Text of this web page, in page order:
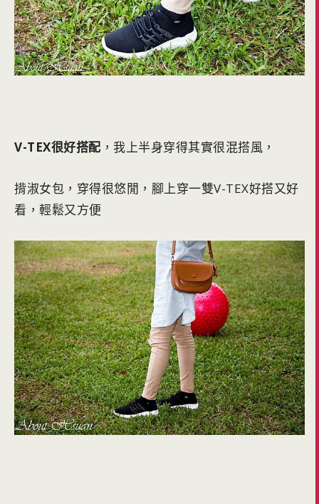
V-TEX很好搭配 ，我上半身穿得其實很混搭風，
揹淑女包，穿得很悠閒，腳上穿一雙V-TEX好搭又好
看，輕鬆又方便